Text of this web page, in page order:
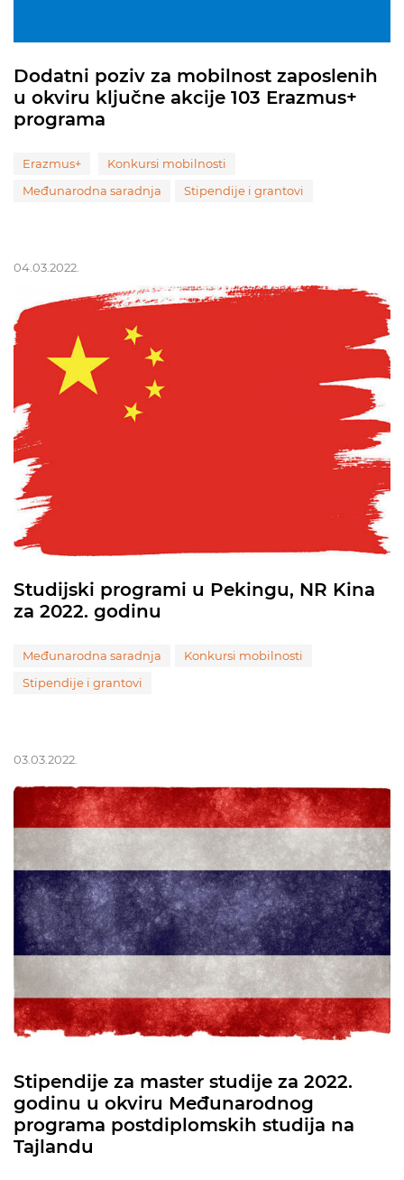
Dodatni poziv za mobilnost zaposlenih
u okviru ključne akcije 103 Erazmus+
programa
Erazmus+
Konkursi mobilnosti
Međunarodna saradnja
Stipendije i grantovi
04.03.2022.
Studijski programi u Pekingu, NR Kina
za 2022. godinu
Međunarodna saradnja
Konkursi mobilnosti
Stipendije i grantovi
03.03.2022.
Stipendije za master studije za 2022.
godinu u okviru Međunarodnog
programa postdiplomskih studija na
Tajlandu